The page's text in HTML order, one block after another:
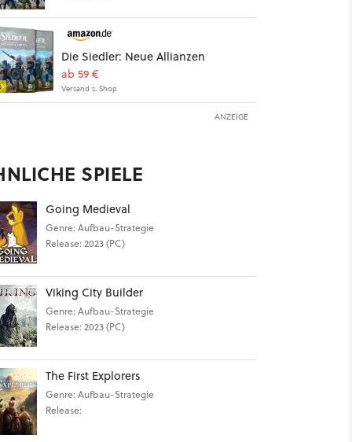
Die Siedler: Neue Allianzen
ab 59 €
Versand s. Shop
ANZEIGE
SPIELE
Going Medieval
Genre: Aufbau-Strategie
Release: 2023 (PC)
Viking City Builder
Genre: Aufbau-Strategie
Release: 2023 (PC)
The First Explorers
Genre: Aufbau-Strategie
Release: